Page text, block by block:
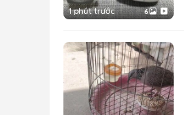
1 phút trước 6